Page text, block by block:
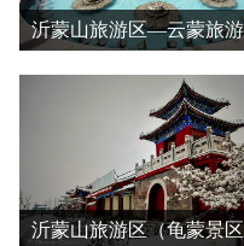
沂蒙山旅游区—云蒙旅游
沂蒙山旅游区（龟蒙景